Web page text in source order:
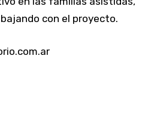
con el proyecto.